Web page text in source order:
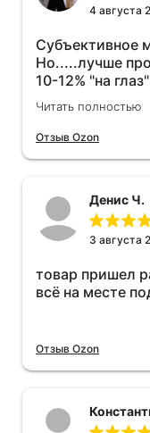
4 августа
Субъективное
Но.....лучше
10-12% "на
Покатаюсь,
будет 😁.
Читать полностью
Отзыв Ozon
Денис Ч.
3 августа
товар пришел
всё на месте
Отзыв Ozon